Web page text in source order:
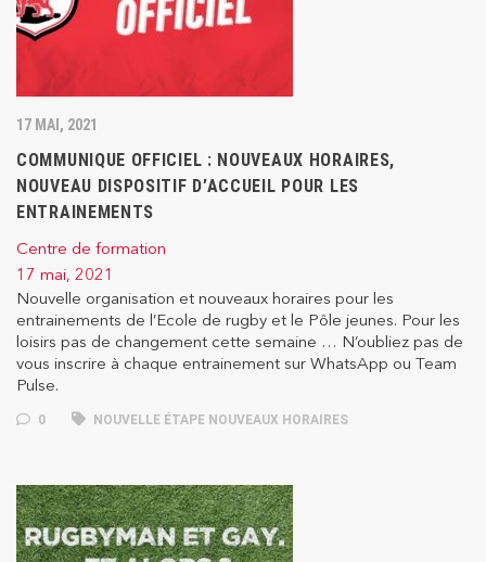
17 MAI, 2021
COMMUNIQUE OFFICIEL : NOUVEAUX HORAIRES,
NOUVEAU DISPOSITIF D’ACCUEIL POUR LES
ENTRAINEMENTS
Centre de formation
17 mai, 2021
Nouvelle organisation et nouveaux horaires pour les
entrainements de l’Ecole de rugby et le Pôle jeunes. Pour les
loisirs pas de changement cette semaine … N’oubliez pas de
vous inscrire à chaque entrainement sur WhatsApp ou Team
Pulse.
0 NOUVELLE ÉTAPE NOUVEAUX HORAIRES